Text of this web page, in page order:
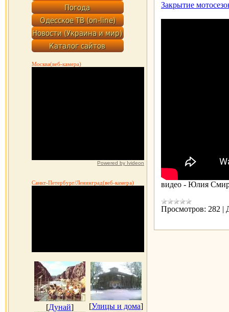
Москва(веб-камера)
Powered by Ivideon
Санкт-Петербург/Ленинград(веб-камера)
[Дунай] [Улицы и дома]
Закрытие
видео - Юлия
Просмотров: 282 |